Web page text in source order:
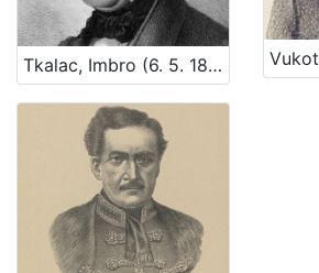
Tkalac, Imbro (6. 5. 1824. – 4. 1. 1912.)